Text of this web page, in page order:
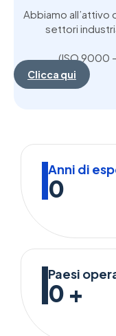
Abbiamo
settori
(ISO 9000
Clicca qui
Anni di
0
Paesi
0 +